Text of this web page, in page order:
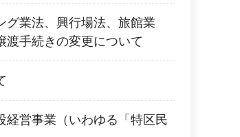
グ業法、興行場法、旅館業
渡手続きの変更について
経営事業（いわゆる「特区民